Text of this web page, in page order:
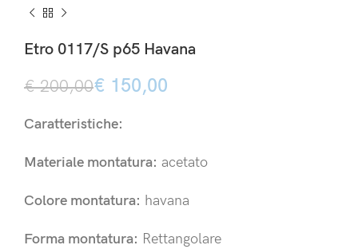
Etro 0117/S p65 Havana
€200,00€ 150,00
Caratteristiche:
Materiale montatura: acetato
Colore montatura: havana
Forma montatura: Rettangolare